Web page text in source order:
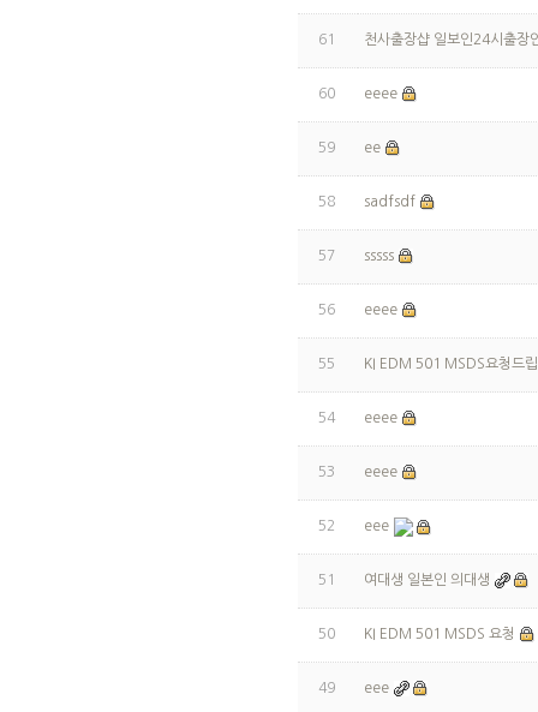
61 천사출장샵 일보인24시출장
60 eeee
59 ee
58 sadfsdf
57 sssss
56 eeee
55 KI EDM 501 MSDS요청드
54 eeee
53 eeee
52 eee
51 여대생 일본인 의대생
50 KI EDM 501 MSDS 요청
49 eee